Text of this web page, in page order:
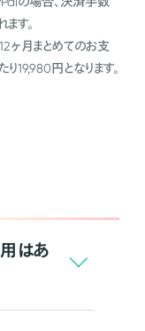
す。
ヶ月まとめてのお支
19,980円となります。
はあ